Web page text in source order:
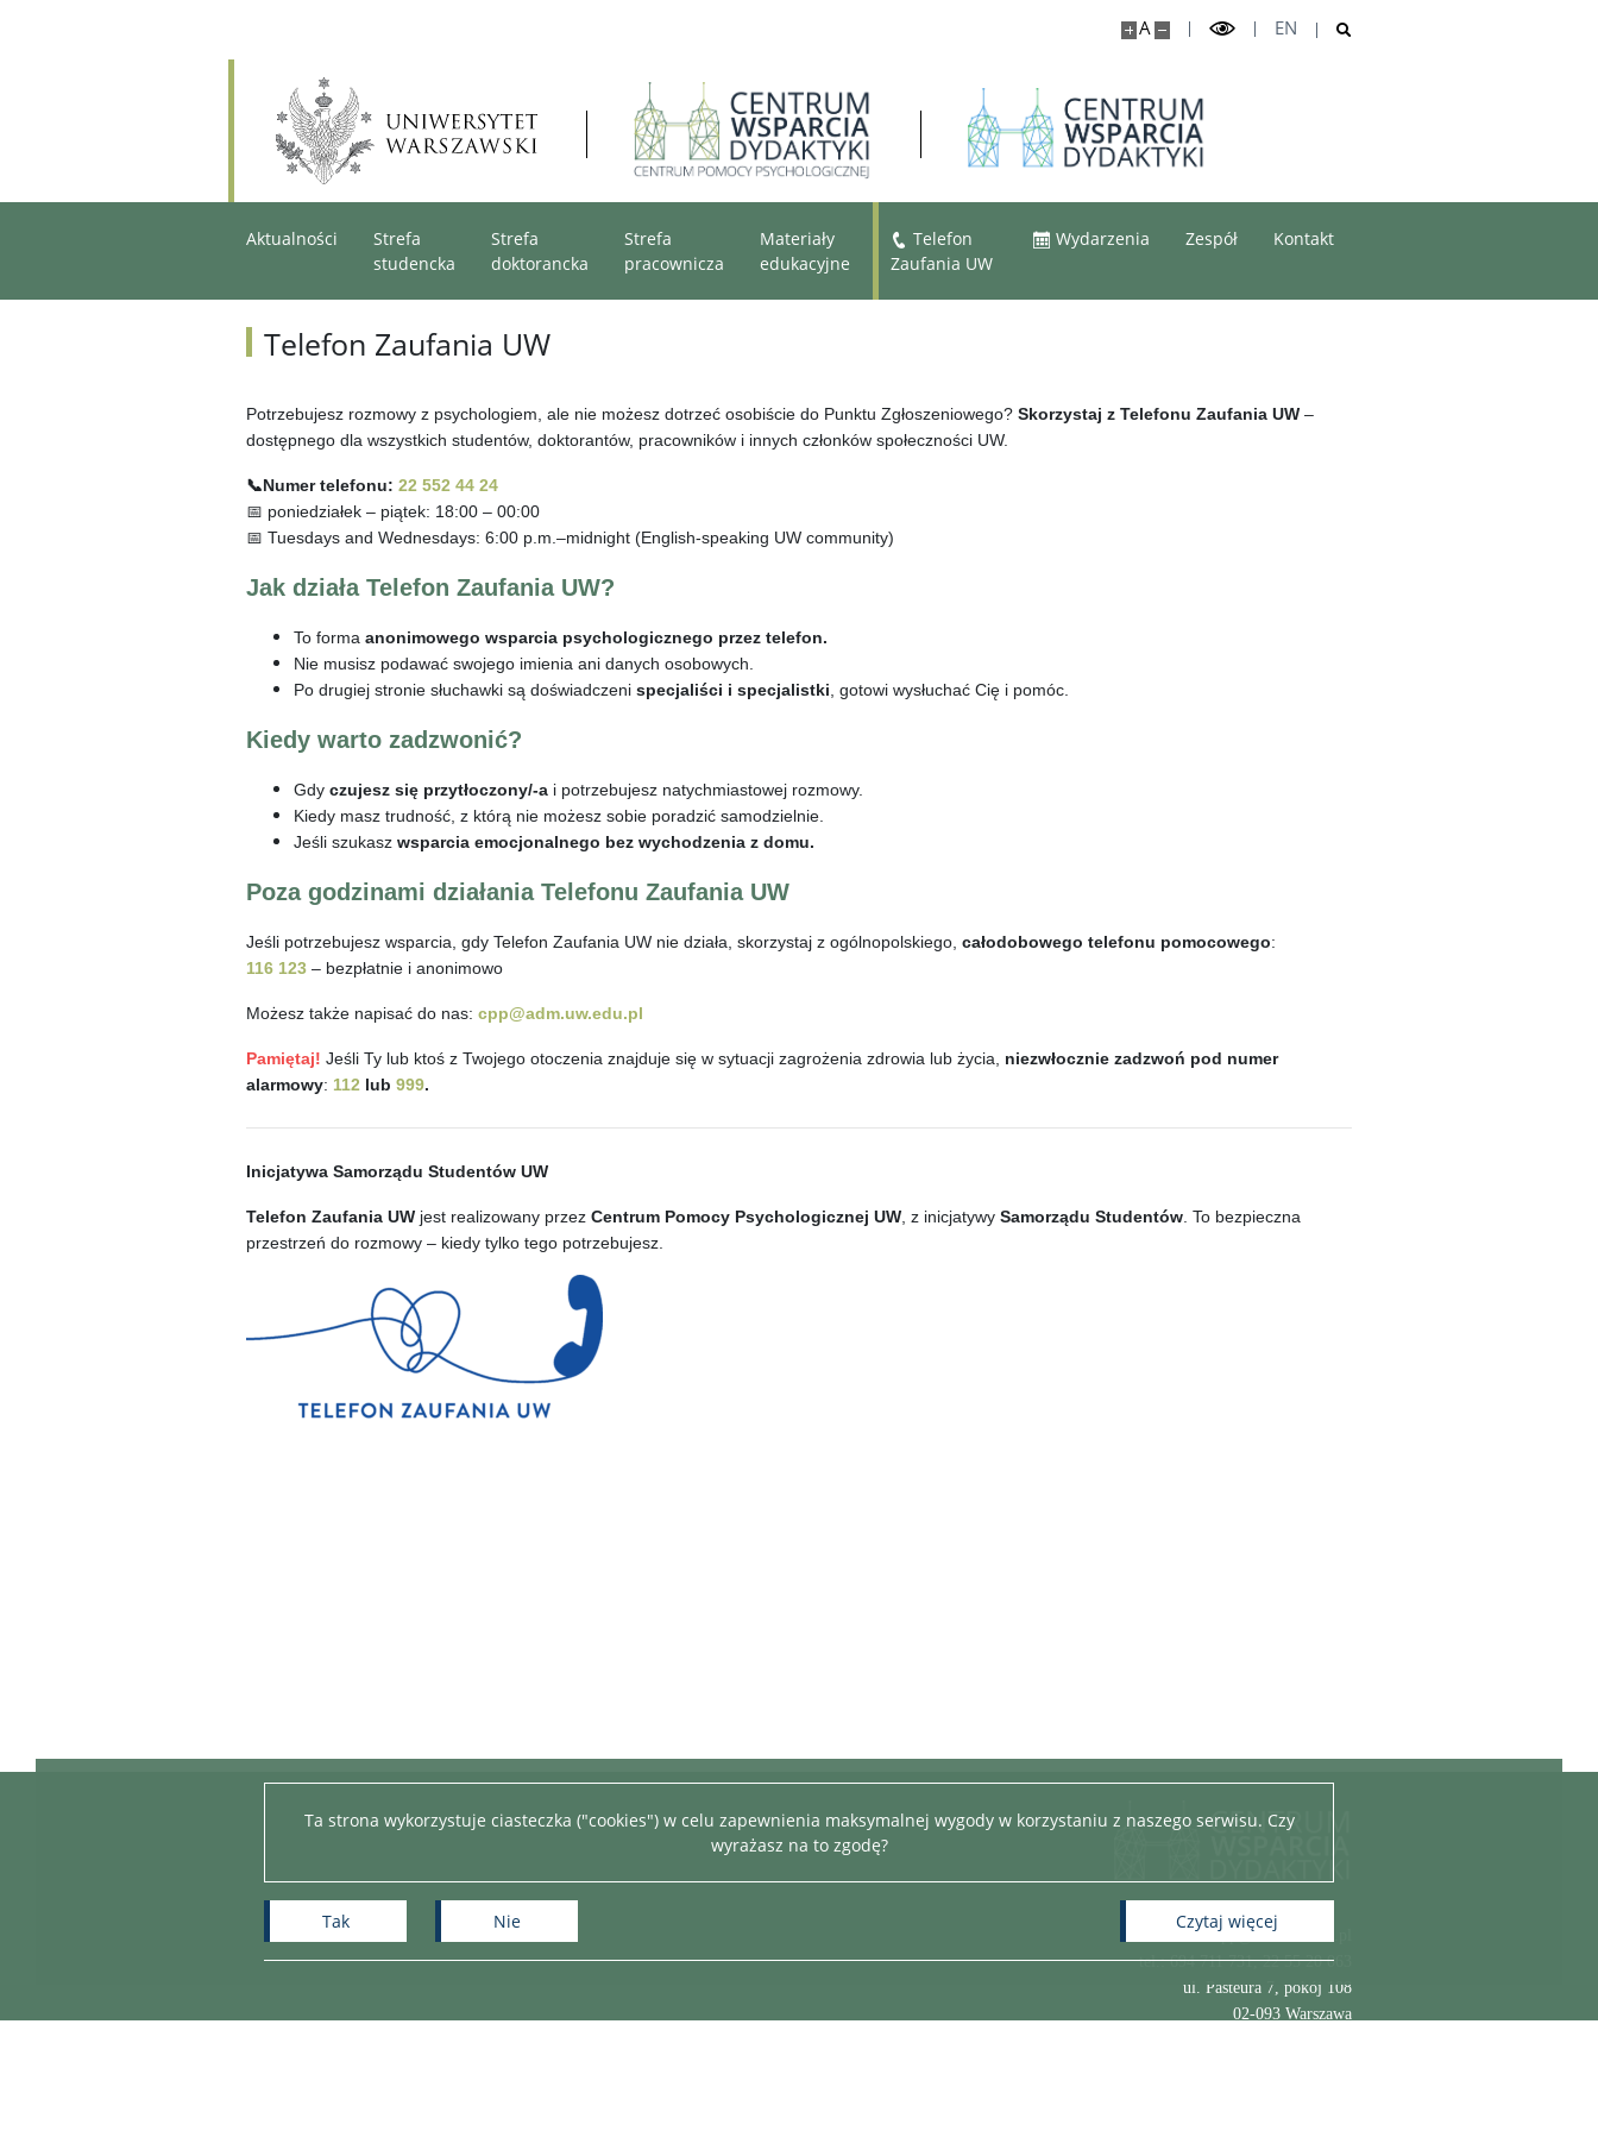
Ta strona wykorzystuje ciasteczka ("cookies") w celu zapewnienia maksymalnej wygody w korzystaniu z naszego serwisu. Czy
wyrażasz na to zgodę?
Tak Nie czytaj więcej
A EN
Aktualności
Strefa
studencka
Strefa
doktorancka
Strefa
pracownicza
Materiały
edukacyjne
Telefon
Zaufania UW
Wydarzenia Zespół Kontakt
Telefon Zaufania UW
Potrzebujesz rozmowy z psychologiem, ale nie możesz dotrzeć osobiście do Punktu Zgłoszeniowego? Skorzystaj z Telefonu Zaufania UW –
dostępnego dla wszystkich studentów, doktorantów, pracowników i innych członków społeczności UW.
📞Numer telefonu: 22 552 44 24
📅 poniedziałek – piątek: 18:00 – 00:00
📅 Tuesdays and Wednesdays: 6:00 p.m.–midnight (English-speaking UW community)
Jak działa Telefon Zaufania UW?
To forma anonimowego wsparcia psychologicznego przez telefon.
Nie musisz podawać swojego imienia ani danych osobowych.
Po drugiej stronie słuchawki są doświadczeni specjaliści i specjalistki , gotowi wysłuchać Cię i pomóc.
Kiedy warto zadzwonić?
Gdy czujesz się przytłoczony/-a i potrzebujesz natychmiastowej rozmowy.
Kiedy masz trudność, z którą nie możesz sobie poradzić samodzielnie.
Jeśli szukasz wsparcia emocjonalnego bez wychodzenia z domu.
Poza godzinami działania Telefonu Zaufania UW
Jeśli potrzebujesz wsparcia, gdy Telefon Zaufania UW nie działa, skorzystaj z ogólnopolskiego, całodobowego telefonu pomocowego:
116 123 – bezpłatnie i anonimowo
Możesz także napisać do nas: cpp@adm.uw.edu.pl
Pamiętaj! Jeśli Ty lub ktoś z Twojego otoczenia znajduje się w sytuacji zagrożenia zdrowia lub życia, niezwłocznie zadzwoń pod numer
alarmowy: 112 lub 999.
Inicjatywa Samorządu Studentów UW
Telefon Zaufania UW jest realizowany przez Centrum Pomocy Psychologicznej UW , z inicjatywy Samorządu Studentów . To bezpieczna
przestrzeń do rozmowy – kiedy tylko tego potrzebujesz.
e-mail:
cpp@adm.uw.edu.pl
tel.:694 711 731,22 55 20 063
ul. Pasteura 7, pokój 108
02-093 Warszawa